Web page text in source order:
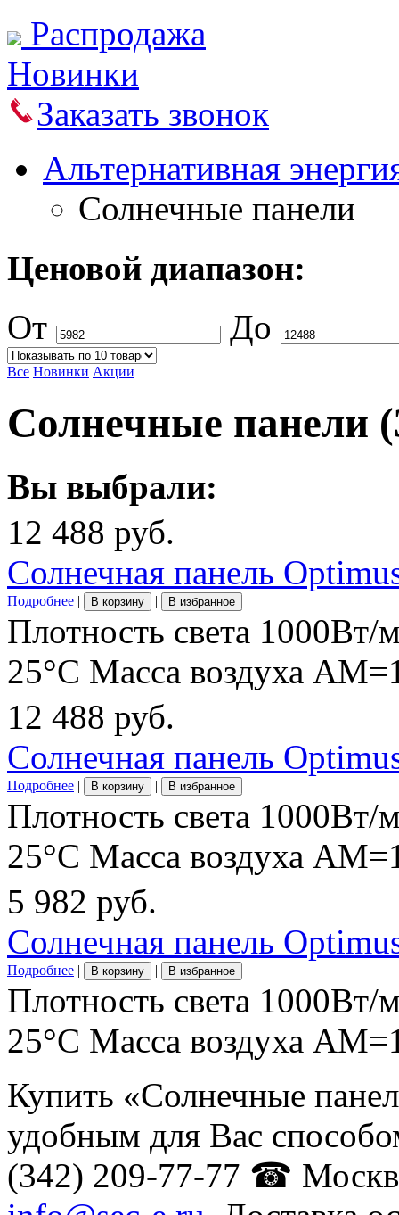
Распродажа
Новинки
Заказать звонок
Альтернативная
Солнечные панели
Ценовой диапазон:
От
До
Все Новинки Акции
Солнечные панели (
Вы выбрали:
12 488 руб.
Солнечная панель
Подробнее | В корзину | В избранное
Плотность света
25°C Масса воздуха
12 488 руб.
Солнечная панель
Подробнее | В корзину | В избранное
Плотность света
25°C Масса воздуха
5 982 руб.
Солнечная панель
Подробнее | В корзину | В избранное
Плотность света
25°C Масса воздуха
Купить «Солнечные
удобным для Вас
(342) 209-77-77 ☎